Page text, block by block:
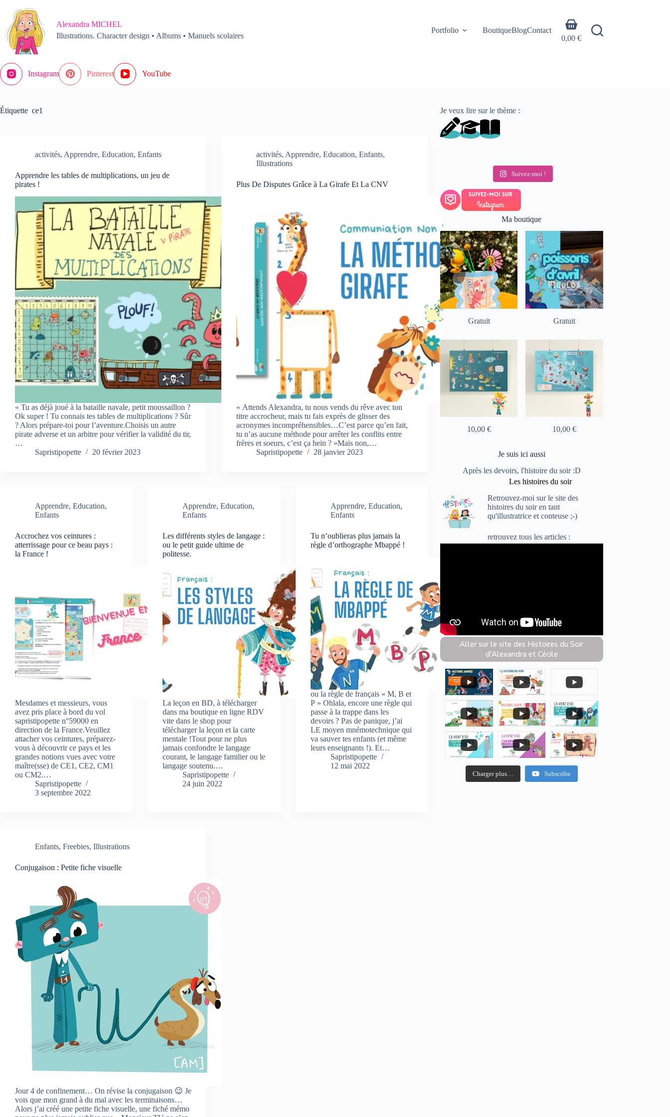
contenu
Alexandra MICHEL
Illustrations. Character design • Albums • Manuels scolaires
Portfolio BoutiqueBlogContact
Panier
d’achat
0,00 €
Instagram Pinterest YouTube
Étiquette ce1
activités, Apprendre, Education, Enfants
Apprendre les tables de multiplications, un jeu de
pirates !
« Tu as déjà joué à la bataille navale, petit moussaillon ?
Ok super ! Tu connais tes tables de multiplications ? Sûr
? Alors prépare-toi pour l’aventure.Choisis un autre
pirate adverse et un arbitre pour vérifier la validité du tir,
…
Sapristipopette
20 février 2023
activités, Apprendre,Education,Enfants,
Illustrations
Plus De Disputes Grâce à La Girafe Et La CNV
« Attends Alexandra, tu nous vends du rêve avec ton
titre accrocheur, mais tu fais exprès de glisser des
acronymes incompréhensibles…C’est parce qu’en fait,
tu n’as aucune méthode pour arrêter les conflits entre
frères et soeurs, c’est ça hein ? »Mais non,…
Sapristipopette
28 janvier 2023
Apprendre, Education,
Enfants
Accrochez vos ceintures :
atterrissage pour ce beau pays :
la France !
Mesdames et messieurs, vous
avez pris place à bord du vol
sapristipopette n°59000 en
direction de la France.Veuillez
attacher vos ceintures, préparez-
vous à découvrir ce pays et les
grandes notions vues avec votre
maître(sse) de CE1, CE2, CM1
ou CM2.…
Sapristipopette
3 septembre 2022
Apprendre,Education,
Enfants
Les différents styles de langage :
ou le petit guide ultime de
politesse.
La leçon en BD, à télécharger
dans ma boutique en ligne RDV
vite dans le shop pour
télécharger la leçon et la carte
mentale !Tout pour ne plus
jamais confondre le langage
courant, le langage familier ou le
langage soutenu.…
Sapristipopette
24 juin 2022
Apprendre, Education,
Enfants
Tu n’oublieras plus jamais la
règle d’orthographe Mbappé !
ou la règle de français « M, B et
P » Ohlala, encore une règle qui
passe à la trappe dans les
devoirs ? Pas de panique, j’ai
LE moyen mnémotechnique qui
va sauver tes enfants (et même
leurs enseignants !). Et…
Sapristipopette
12 mai 2022
Enfants, Freebies, Illustrations
Conjugaison : Petite fiche visuelle
Jour 4 de confinement… On révise la conjugaison 😉 Je
vois que mon grand à du mal avec les terminaisons…
Alors j’ai créé une petite fiche visuelle, une fiché mémo
Je veux lire sur le thème :
Suivez-moi !
Ma boutique
Gratuit Gratuit
10,00 € 10,00 €
Je suis ici aussi
Après les devoirs, l'histoire du soir :D
Les histoires du soir
Retrouvez-moi sur le sitedes
histoires du soiren tant
qu'illustratrice et conteuse ;-)
retrouveztous les articles :
Aller sur le site des Histoires du Soir
d'Alexandra et Cécile
Charger plus… Subscribe